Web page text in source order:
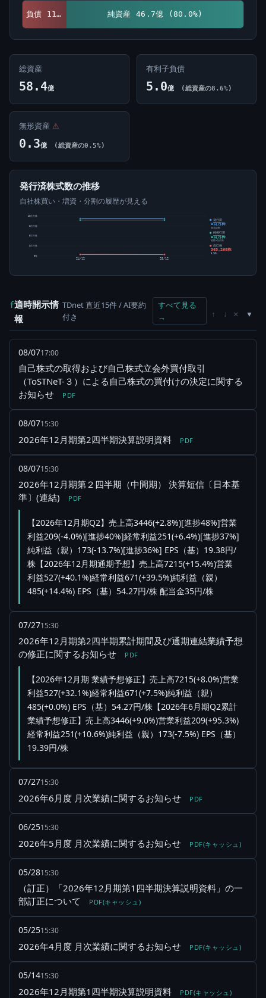
負債 11.7億 (20.0%) 純資産 46.7億 (80.0%)
総資産
58.4億
有利子負債
5.0億 (総資産の8.6%)
無形資産 ⚠
0.3億 (総資産の0.5%)
発行済株式数の推移
自社株買い・増資・分割の履歴が見える
0株
3百万株
5百万株
8百万株
10百万株
24/12 25/12
発行済
9百万株
株式総数
純発行済
9百万株
総数-自己株
自己株
363,268株
3.90%
f適時開示情
報
TDnet 直近15件 / AI要約
付き
すべて見る
→
↑ ↓ ×
08/0717:00
自己株式の取得および自己株式立会外買付取引
（ToSTNeT-３）による自己株式の買付けの決定に関する
お知らせ
PDF
08/0715:30
2026年12月期第2四半期決算説明資料 PDF
08/0715:30
2026年12月期第２四半期（中間期） 決算短信〔日本基
準〕(連結)
PDF
【2026年12月期Q2】売上高3446(+2.8%)[進捗48%]営業
利益209(-4.0%)[進捗40%]経常利益251(+6.4%)[進捗37%]
純利益（親）173(-13.7%)[進捗36%] EPS（基）19.38円/
株【2026年12月期通期予想】売上高7215(+15.4%)営業
利益527(+40.1%)経常利益671(+39.5%)純利益（親）
485(+14.4%) EPS（基）54.27円/株 配当金35円/株
07/2715:30
2026年12月期第2四半期累計期間及び通期連結業績予想
の修正に関するお知らせ
PDF
【2026年12月期 業績予想修正】売上高7215(+8.0%)営業
利益527(+32.1%)経常利益671(+7.5%)純利益（親）
485(+0.0%) EPS（基）54.27円/株【2026年6月期Q2累計
業績予想修正】売上高3446(+9.0%)営業利益209(+95.3%)
経常利益251(+10.6%)純利益（親）173(-7.5%) EPS（基）
19.39円/株
07/2715:30
2026年6月度 月次業績に関するお知らせ PDF
06/2515:30
2026年5月度 月次業績に関するお知らせ PDF(キャッシュ)
05/2815:30
（訂正）「2026年12月期第1四半期決算説明資料」の一
部訂正について
PDF(キャッシュ)
05/2515:30
2026年4月度 月次業績に関するお知らせ PDF(キャッシュ)
05/1415:30
2026年12月期第1四半期決算説明資料 PDF(キャッシュ)